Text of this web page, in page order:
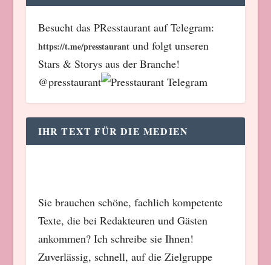
Besucht das PResstaurant auf Telegram:
https://t.me/presstaurantund folgt unseren
Stars & Storys aus der Branche!
@presstaurant
IHR TEXT FÜR DIE MEDIEN
Sie brauchen schöne, fachlich kompetente
Texte, die bei Redakteuren und Gästen
ankommen? Ich schreibe sie Ihnen!
Zuverlässig, schnell, auf die Zielgruppe